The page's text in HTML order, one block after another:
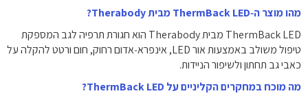
מהו מוצר ה‑ThermBack LED מבית Therabody?
ThermBack LED מבית Therabody הוא חגורת תרפיה לגב המספקת
טיפול משולב באמצעות אור LED, אינפרא‑אדום רחוק, חום ורטט להקלה על
כאבי גב תחתון ולשיפור הניידות.
מה מוכח במחקרים הקליניים על ThermBack LED?